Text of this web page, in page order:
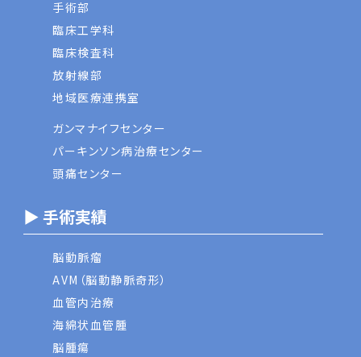
手術部
臨床工学科
臨床検査科
放射線部
地域医療連携室
ガンマナイフセンター
パーキンソン病治療センター
頭痛センター
▶ 手術実績
脳動脈瘤
AVM（脳動静脈奇形）
血管内治療
海綿状血管腫
脳腫瘍